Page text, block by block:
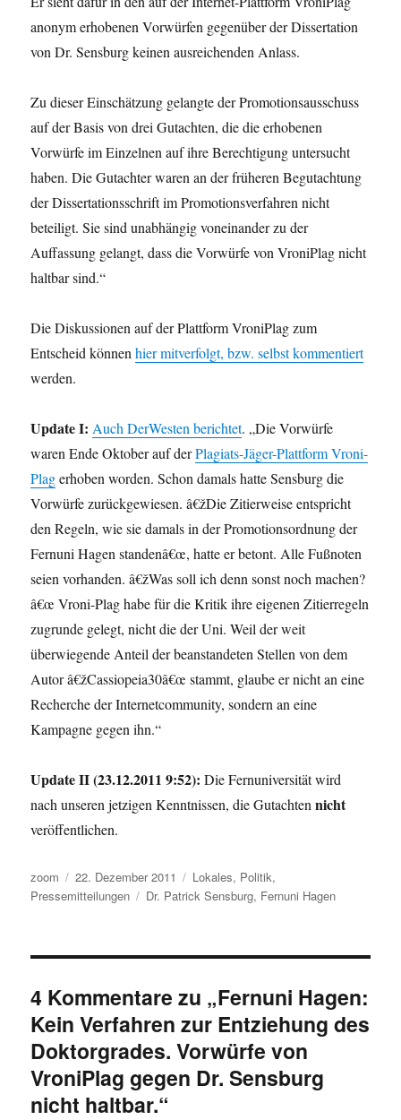
anonym erhobenen Vorwürfen gegenüber der Dissertation
von Dr. Sensburg keinen ausreichenden Anlass.
Zu dieser Einschätzung gelangte der Promotionsausschuss
auf der Basis von drei Gutachten, die die erhobenen
Vorwürfe im Einzelnen auf ihre Berechtigung untersucht
haben. Die Gutachter waren an der früheren Begutachtung
der Dissertationsschrift im Promotionsverfahren nicht
beteiligt. Sie sind unabhängig voneinander zu der
Auffassung gelangt, dass die Vorwürfe von VroniPlag nicht
haltbar sind.“
Die Diskussionen auf der Plattform VroniPlag zum
Entscheid könnenhier mitverfolgt, bzw. selbst kommentiert
werden.
Update I: Auch DerWesten berichtet. „Die Vorwürfe
waren Ende Oktober auf derPlagiats-Jäger-Plattform Vroni-
Plagerhoben worden. Schon damals hatte Sensburg die
Vorwürfe zurückgewiesen. â€žDie Zitierweise entspricht
den Regeln, wie sie damals in der Promotionsordnung der
Fernuni Hagen standenâ€œ, hatte er betont. Alle Fußnoten
seien vorhanden. â€žWas soll ich denn sonst noch machen?
â€œ Vroni-Plag habe für die Kritik ihre eigenen Zitierregeln
zugrunde gelegt, nicht die der Uni. Weil der weit
überwiegende Anteil der beanstandeten Stellen von dem
Autor â€žCassiopeia30â€œ stammt, glaube er nicht an eine
Recherche der Internetcommunity, sondern an eine
Kampagne gegen ihn.“
Update II (23.12.2011 9:52): Die Fernuniversität wird
nach unseren jetzigen Kenntnissen, die Gutachtennicht
veröffentlichen.
Autor
zoom
Veröffentlicht
am
22. Dezember 2011 Kategorien
Lokales, Politik,
Pressemitteilungen
Schlagwörter
Dr. Patrick Sensburg, Fernuni Hagen
4 Kommentare zu „Fernuni Hagen:
Kein Verfahren zur Entziehung des
Doktorgrades. Vorwürfe von
VroniPlag gegen Dr. Sensburg
nicht haltbar.“